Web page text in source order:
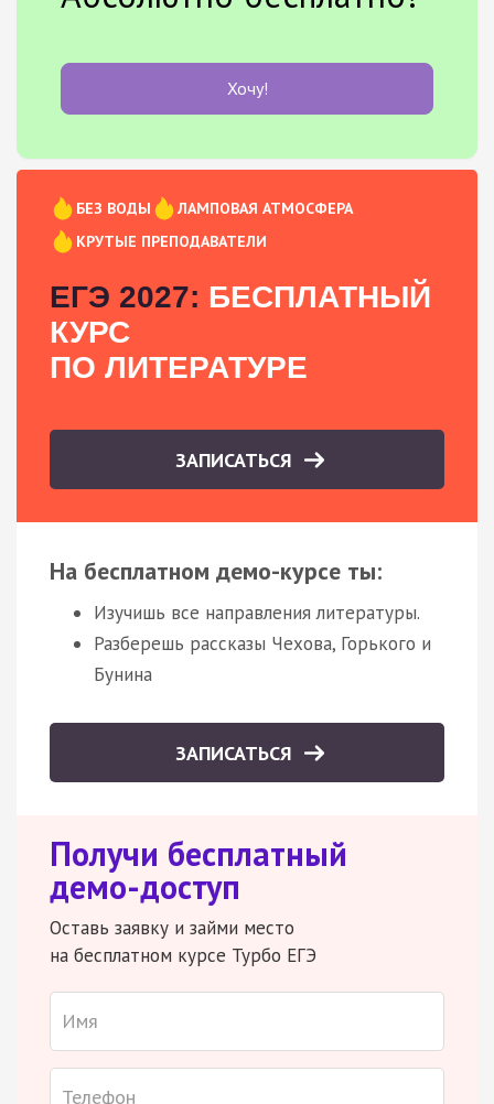
Хочу!
БЕЗ ВОДЫ
ЛАМПОВАЯ АТМОСФЕРА
КРУТЫЕ ПРЕПОДАВАТЕЛИ
ЕГЭ 2027: БЕСПЛАТНЫЙ
КУРС
ПО ЛИТЕРАТУРЕ
ЗАПИСАТЬСЯ
На бесплатном демо-курсе ты:
Изучишь все направления литературы.
Разберешь рассказы Чехова, Горького и
Бунина
ЗАПИСАТЬСЯ
Получи бесплатный
демо-доступ
Оставь заявку и займи место
на бесплатном курсе Турбо ЕГЭ